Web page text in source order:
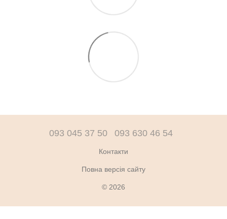
093 045 37 50 093 630 46 54
Контакти
Повна версія сайту
© 2026